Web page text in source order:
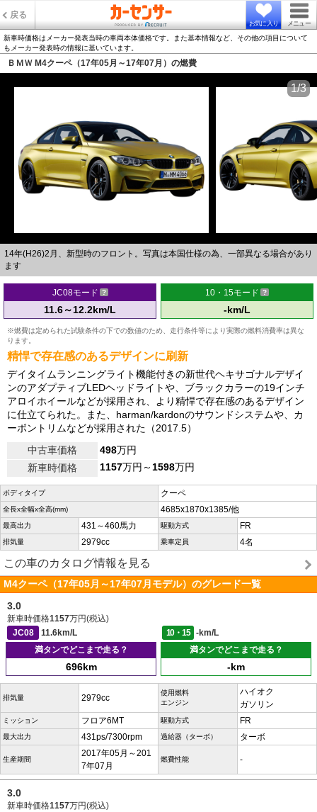
戻る
お気に入り メニュー
新車時価格はメーカー発表当時の車両本体価格です。また基本情報など、その他の項目について
もメーカー発表時の情報に基いています。
ＢＭＷ M4クーペ（17年05月～17年07月）の燃費
14年(H26)2月、新型時のフロント。写真は本国仕様の為、一部異なる場合があり
ます
1/3
JC08モード
11.6～12.2km/L
10・15モード
-km/L
※燃費は定められた試験条件の下での数値のため、走行条件等により実際の燃料消費率は異な
ります。
精悍で存在感のあるデザインに刷新
デイタイムランニングライト機能付きの新世代ヘキサゴナルデザイ
ンのアダプティブLEDヘッドライトや、ブラックカラーの19インチ
アロイホイールなどが採用され、より精悍で存在感のあるデザイン
に仕立てられた。また、harman/kardonのサウンドシステムや、カ
ーボントリムなどが採用された（2017.5）
中古車価格
498万円
新車時価格
1157万円～1598万円
ボディタイプ クーペ
全長x全幅x全高(mm) 4685x1870x1385/他
最高出力 431～460馬力 駆動方式 FR
排気量 2979cc 乗車定員 4名
この車のカタログ情報を見る
M4クーペ（17年05月～17年07月モデル）のグレード一覧
3.0
新車時価格1157万円(税込)
JC08
11.6km/L 10・15
-km/L
満タンでどこまで走る？
696km
満タンでどこまで走る？
-km
排気量 2979cc
使用燃料
エンジン
ハイオク
ガソリン
ミッション フロア6MT 駆動方式 FR
最大出力 431ps/7300rpm 過給器（ターボ） ターボ
生産期間
2017年05月～201
7年07月
燃費性能 -
3.0
新車時価格1157万円(税込)